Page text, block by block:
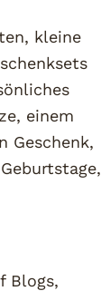
kleine
einem
Geschenk,
Blogs,